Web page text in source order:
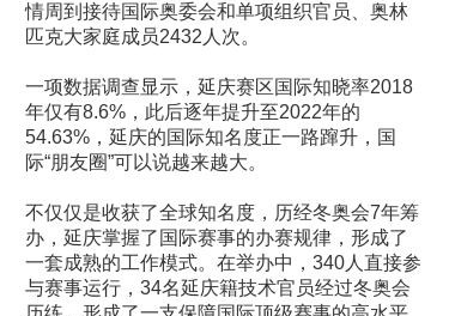
情周到接待国际奥委会和单项组织官员、奥林
匹克大家庭成员2432人次。
一项数据调查显示，延庆赛区国际知晓率2018
年仅有8.6%，此后逐年提升至2022年的
54.63%，延庆的国际知名度正一路蹿升，国
际“朋友圈”可以说越来越大。
不仅仅是收获了全球知名度，历经冬奥会7年筹
办，延庆掌握了国际赛事的办赛规律，形成了
一套成熟的工作模式。在举办中，340人直接参
与赛事运行，34名延庆籍技术官员经过冬奥会